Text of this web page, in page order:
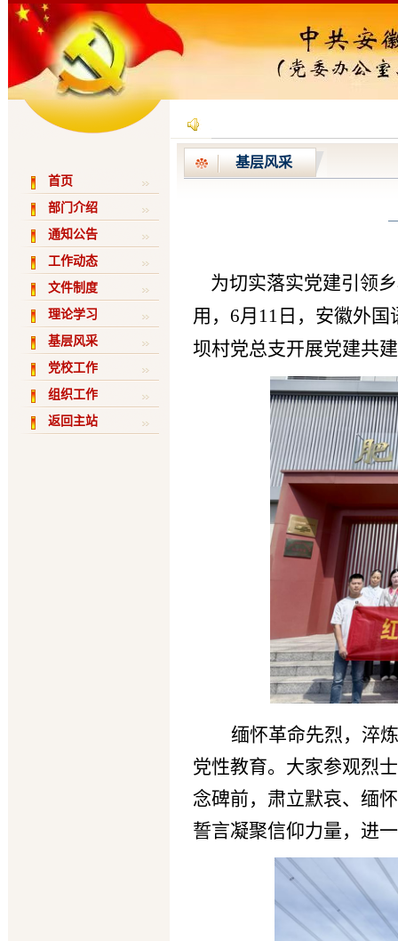
首页
部门介绍
通知公告
工作动态
文件制度
理论学习
基层风采
党校工作
组织工作
返回主站
基层风采
为切实落实党建引领
用，6月11日，安徽外
坝村党总支开展党建共
缅怀革命先烈，淬
党性教育。大家参观烈
念碑前，肃立默哀、缅
誓言凝聚信仰力量，进